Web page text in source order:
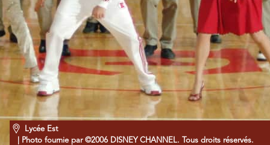
Lycée Est
| Photo fournie par ©2006 DISNEY CHANNEL. Tous droits réservés.